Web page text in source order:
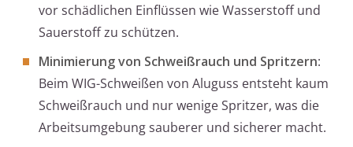
vor schädlichen Einflüssen wie Wasserstoff und
Sauerstoff zu schützen.
Minimierung von Schweißrauch und Spritzern:
Beim WIG-Schweißen von Aluguss entsteht kaum
Schweißrauch und nur wenige Spritzer, was die
Arbeitsumgebung sauberer und sicherer macht.